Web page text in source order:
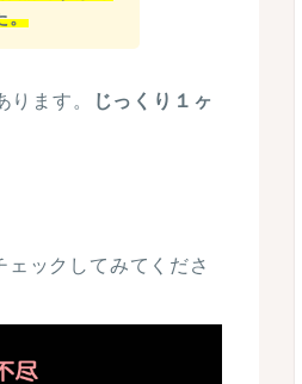
。
ります。 じっくり１ ヶ
ェックしてみてくださ